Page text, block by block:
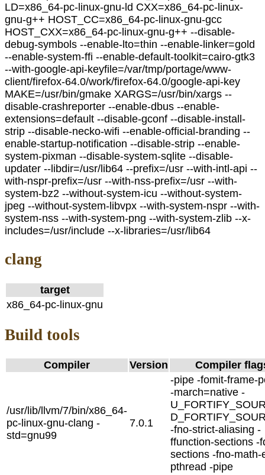
LD=x86_64-pc-linux-gnu-ld CXX=x86_64-pc-linux-
gnu-g++ HOST_CC=x86_64-pc-linux-gnu-gcc
HOST_CXX=x86_64-pc-linux-gnu-g++ --disable-
debug-symbols --enable-lto=thin --enable-linker=gold
--enable-system-ffi --enable-default-toolkit=cairo-gtk3
--with-google-api-keyfile=/var/tmp/portage/www-
client/firefox-64.0/work/firefox-64.0/google-api-key
MAKE=/usr/bin/gmake XARGS=/usr/bin/xargs --
disable-crashreporter --enable-dbus --enable-
extensions=default --disable-gconf --disable-install-
strip --disable-necko-wifi --enable-official-branding --
enable-startup-notification --disable-strip --enable-
system-pixman --disable-system-sqlite --disable-
updater --libdir=/usr/lib64 --prefix=/usr --with-intl-api --
with-nspr-prefix=/usr --with-nss-prefix=/usr --with-
system-bz2 --without-system-icu --without-system-
jpeg --without-system-libvpx --with-system-nspr --with-
system-nss --with-system-png --with-system-zlib --x-
includes=/usr/include --x-libraries=/usr/lib64
clang
target
x86_64-pc-linux-gnu
Build tools
Compiler Version Compiler
/usr/lib/llvm/7/bin/x86_64-
pc-linux-gnu-clang -
std=gnu99
7.0.1
-pipe -fomit-frame-
-march=native -
-fno-strict-aliasing -
ffunction-sections -
sections -fno-math-
pthread -pipe